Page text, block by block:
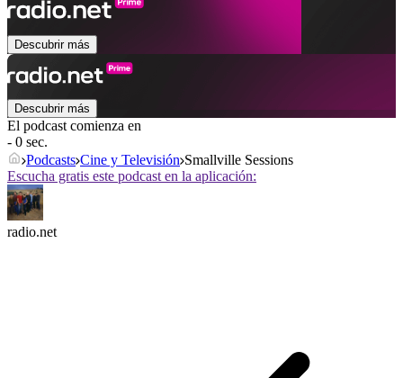
Descubrir más
Descubrir más
El podcast comienza en
- 0 sec.
Podcasts Cine y Televisión Smallville Sessions
Escucha gratis este podcast en la aplicación:
radio.net